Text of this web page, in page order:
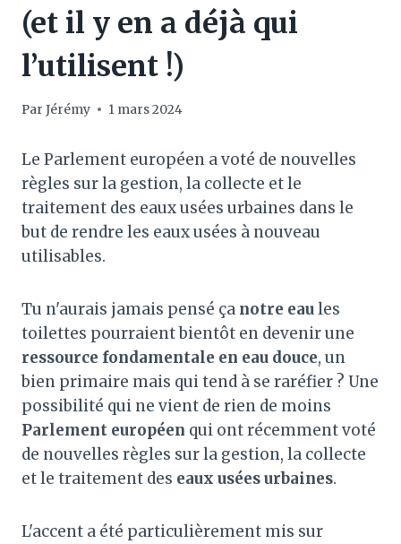
(et il y en a déjà qui
l’utilisent !)
Par Jérémy 1 mars 2024
Le Parlement européen a voté de nouvelles
règles sur la gestion, la collecte et le
traitement des eaux usées urbaines dans le
but de rendre les eaux usées à nouveau
utilisables.
Tu n'aurais jamais pensé ça notre eaules
toilettes pourraient bientôt en devenir une
ressource fondamentale en eau douce, un
bien primaire mais qui tend à se raréfier ? Une
possibilité qui ne vient de rien de moins
Parlement européen qui ont récemment voté
de nouvelles règles sur la gestion, la collecte
et le traitement des eaux usées urbaines.
L'accent a été particulièrement mis sur